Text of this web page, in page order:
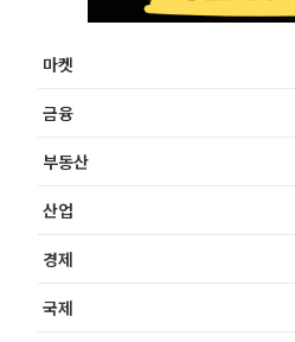
마켓
금융
부동산
산업
경제
국제